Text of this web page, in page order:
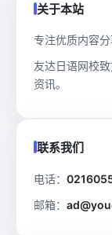
关于本站
专注优质内容
友达日语网校
资讯。
联系我们
电话：
邮箱：